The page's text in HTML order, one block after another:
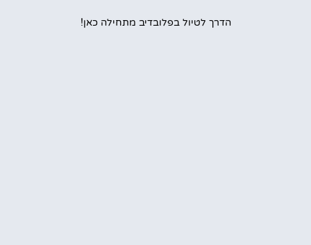
הדרך לטיול בפלובדיב מתחילה כאן!